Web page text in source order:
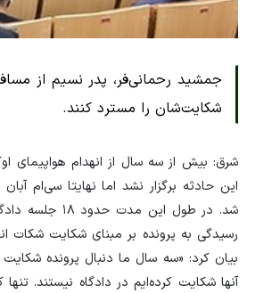
جمشید رحمانی‌فر، پدر نسیم از
شکایت‌شان را مسترد کنند.
شد. در طول
رسیدگی به پرونده بر مبنای شکایت شکات
بیان کرد: «سه سال ما دنبال پرونده